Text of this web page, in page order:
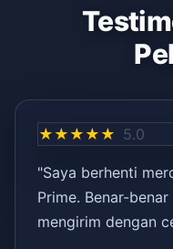
★★★★★ 5.0
"Saya berhenti
Prime. Benar-
mengirim dengan